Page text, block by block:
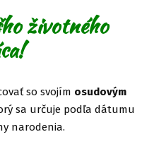
životného
so svojím osudovým
sa určuje podľa dátumu
narodenia.